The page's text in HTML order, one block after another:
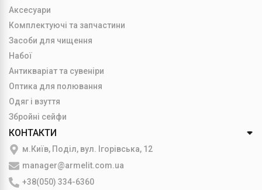
Аксесуари
Комплектуючі та запчастини
Засоби для чищення
Набої
Антикваріат та сувеніри
Оптика для полювання
Одяг і взуття
Збройні сейфи
КОНТАКТИ
м.Київ, Поділ, вул. Ігорівська, 12
manager@armelit.com.ua
+38(050) 334-6360